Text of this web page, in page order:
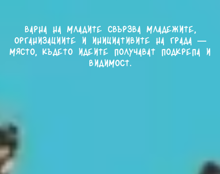
Варна на младите свързва младежите,
организациите и инициативите на града —
място, където идеите получават подкрепа и
видимост.